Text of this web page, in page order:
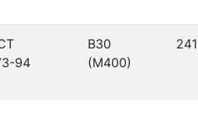
94
В30
(М400)